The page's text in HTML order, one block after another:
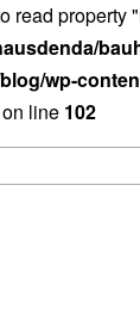
read property
wp-
on line 102